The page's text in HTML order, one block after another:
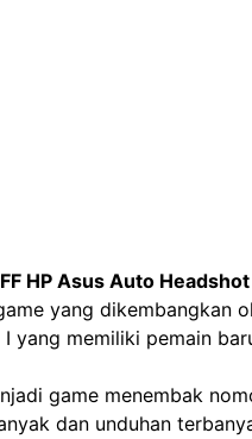
HP Asus Auto Headshot
yang dikembangkan
yang memiliki pemain
game menembak
dan unduhan